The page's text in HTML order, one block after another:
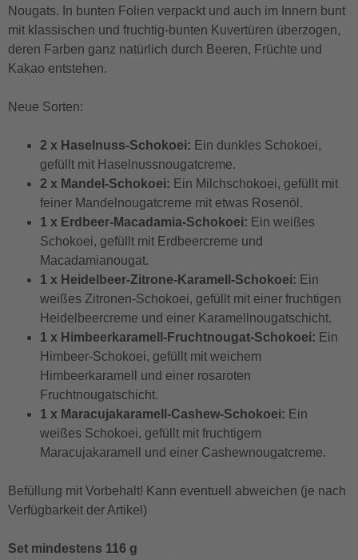
Nougats. In bunten Folien verpackt und auch im Innern bunt
mit klassischen und fruchtig-bunten Kuvertüren überzogen,
deren Farben ganz natürlich durch Beeren, Früchte und
Kakao entstehen.
Neue Sorten:
2 x Haselnuss-Schokoei: Ein dunkles Schokoei,
gefüllt mit Haselnussnougatcreme.
2 x Mandel-Schokoei: Ein Milchschokoei, gefüllt mit
feiner Mandelnougatcreme mit etwas Rosenöl.
1 x Erdbeer-Macadamia-Schokoei: Ein weißes
Schokoei, gefüllt mit Erdbeercreme und
Macadamianougat.
1 x Heidelbeer-Zitrone-Karamell-Schokoei: Ein
weißes Zitronen-Schokoei, gefüllt mit einer fruchtigen
Heidelbeercreme und einer Karamellnougatschicht.
1 x Himbeerkaramell-Fruchtnougat-Schokoei: Ein
Himbeer-Schokoei, gefüllt mit weichem
Himbeerkaramell und einer rosaroten
Fruchtnougatschicht.
1 x Maracujakaramell-Cashew-Schokoei: Ein
weißes Schokoei, gefüllt mit fruchtigem
Maracujakaramell und einer Cashewnougatcreme.
Befüllung mit Vorbehalt! Kann eventuell abweichen (je nach
Verfügbarkeit der Artikel)
Set mindestens 116 g